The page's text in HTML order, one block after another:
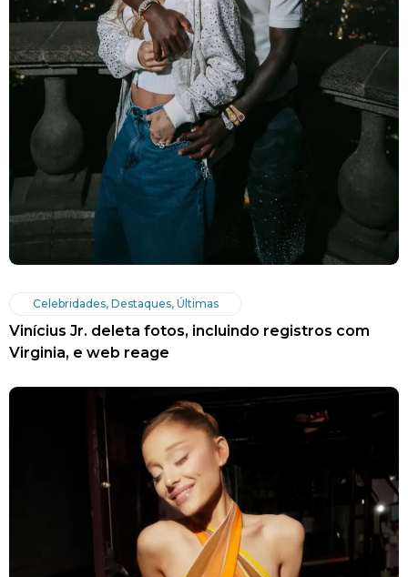
Celebridades, Destaques, Últimas
Vinícius Jr. deleta fotos, incluindo registros com
Virginia, e web reage